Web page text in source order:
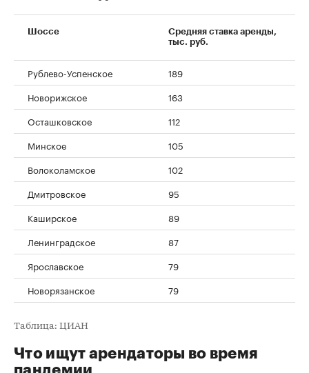
Шоссе
Средняя ставка аренды,
тыс. руб.
Рублево-Успенское
189
Новорижское
163
Осташковское
112
Минское
105
Волоколамское
102
Дмитровское
95
Каширское
89
Ленинградское
87
Ярославское
79
Новорязанское
79
Таблица: ЦИАН
Что ищут арендаторы во время